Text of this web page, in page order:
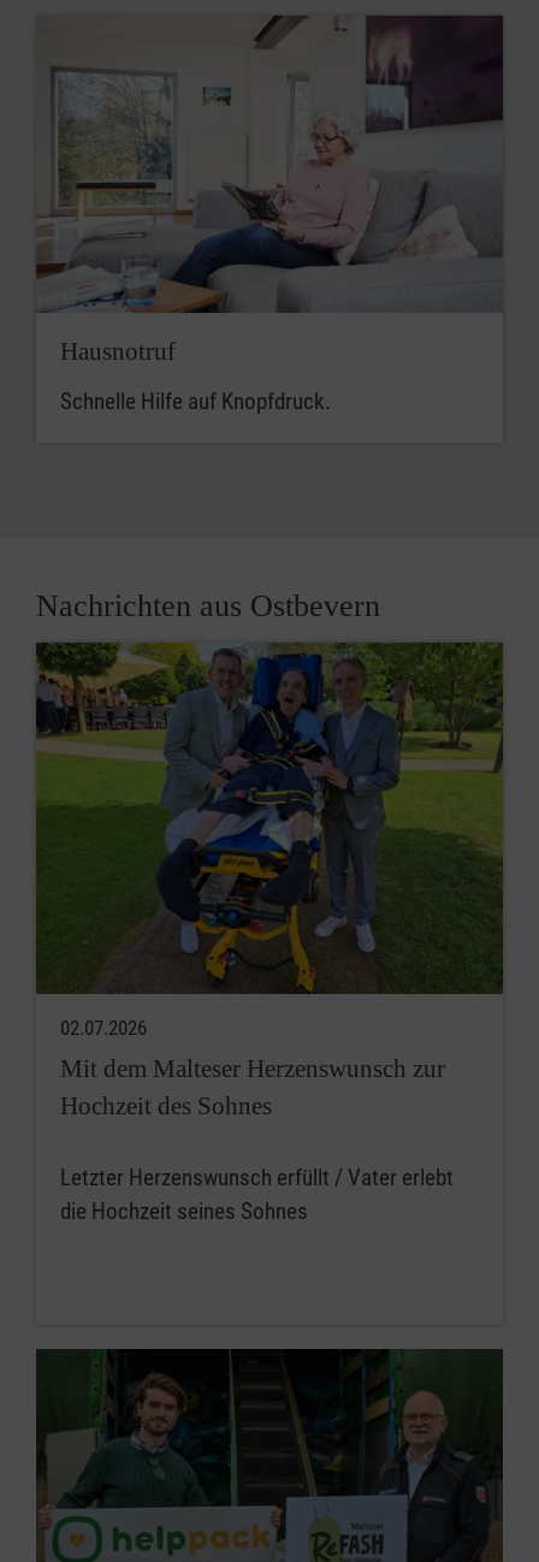
Hausnotruf
Schnelle Hilfe auf Knopfdruck.
Nachrichten aus Ostbevern
02.07.2026
Mit dem Malteser Herzenswunsch zur
Hochzeit des Sohnes
Letzter Herzenswunsch erfüllt / Vater erlebt
die Hochzeit seines Sohnes